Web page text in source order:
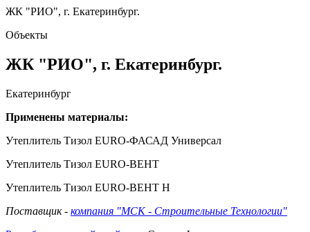
ЖК "РИО", г. Екатеринбург.
Объекты
ЖК "РИО", г. Екатеринбург.
Екатеринбург
Применены материалы:
Утеплитель Тизол EURO-ФАСАД Универсал
Утеплитель Тизол EURO-ВЕНТ
Утеплитель Тизол EURO-ВЕНТ Н
Поставщик - компания "МСК - Строительные Технологии"